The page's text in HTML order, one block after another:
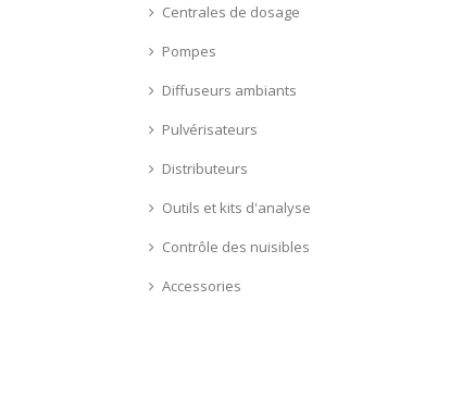
Centrales de dosage
Pompes
Diffuseurs ambiants
Pulvérisateurs
Distributeurs
Outils et kits d'analyse
Contrôle des nuisibles
Accessories